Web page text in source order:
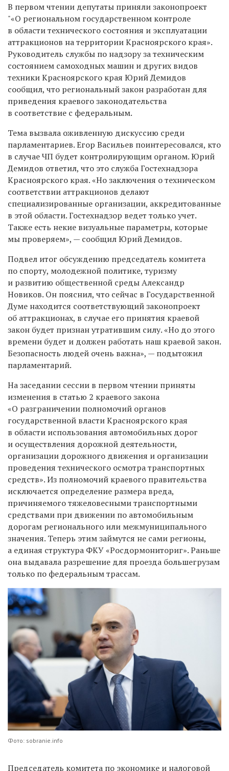
В первом чтении депутаты приняли законопроект
"«О региональном государственном контроле
в области технического состояния и эксплуатации
аттракционов на территории Красноярского края».
Руководитель службы по надзору за техническим
состоянием самоходных машин и других видов
техники Красноярского края Юрий Демидов
сообщил, что региональный закон разработан для
приведения краевого законодательства
в соответствие с федеральным.
Тема вызвала оживленную дискуссию среди
парламентариев. Егор Васильев поинтересовался, кто
в случае ЧП будет контролирующим органом. Юрий
Демидов ответил, что это служба Гостехнадзора
Красноярского края. «Но заключения о техническом
соответствии аттракционов делают
специализированные организации, аккредитованные
в этой области. Гостехнадзор ведет только учет.
Также есть некие визуальные параметры, которые
мы проверяем», — сообщил Юрий Демидов.
Подвел итог обсуждению председатель комитета
по спорту, молодежной политике, туризму
и развитию общественной среды Александр
Новиков. Он пояснил, что сейчас в Государственной
Думе находится соответствующий законопроект
об аттракционах, в случае его принятия краевой
закон будет признан утратившим силу. «Но до этого
времени будет и должен работать наш краевой закон.
Безопасность людей очень важна», — подытожил
парламентарий.
На заседании сессии в первом чтении приняты
изменения в статью 2 краевого закона
«О разграничении полномочий органов
государственной власти Красноярского края
в области использования автомобильных дорог
и осуществления дорожной деятельности,
организации дорожного движения и организации
проведения технического осмотра транспортных
средств». Из полномочий краевого правительства
исключается определение размера вреда,
причиняемого тяжеловесными транспортными
средствами при движении по автомобильным
дорогам регионального или межмуниципального
значения. Теперь этим займутся не сами регионы,
а единая структура ФКУ «Росдормониториг». Раньше
она выдавала разрешение для проезда большегрузам
только по федеральным трассам.
Фото: sobranie.info
Председатель комитета по экономике и налоговой